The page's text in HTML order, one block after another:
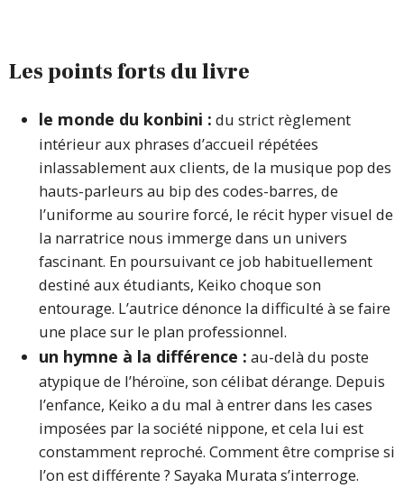
Les points forts du livre
le monde du konbini : du strict règlement
intérieur aux phrases d’accueil répétées
inlassablement aux clients, de la musique pop des
hauts-parleurs au bip des codes-barres, de
l’uniforme au sourire forcé, le récit hyper visuel de
la narratrice nous immerge dans un univers
fascinant. En poursuivant ce job habituellement
destiné aux étudiants, Keiko choque son
entourage. L’autrice dénonce la difficulté à se faire
une place sur le plan professionnel.
un hymne à la différence : au-delà du poste
atypique de l’héroïne, son célibat dérange. Depuis
l’enfance, Keiko a du mal à entrer dans les cases
imposées par la société nippone, et cela lui est
constamment reproché. Comment être comprise si
l’on est différente ? Sayaka Murata s’interroge.